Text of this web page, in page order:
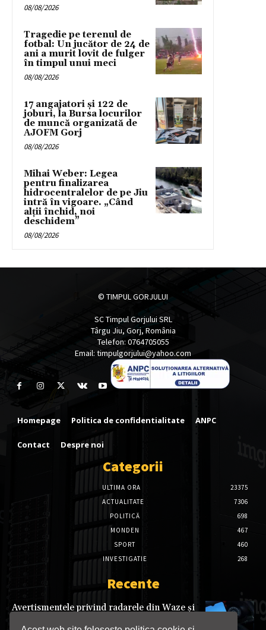
08/08/2026
Tragedie pe terenul de
fotbal: Un jucător de 24 de
ani a murit lovit de fulger
în timpul unui meci
08/08/2026
17 angajatori și 122 de
joburi, la Bursa locurilor
de muncă organizată de
AJOFM Gorj
08/08/2026
Mihai Weber: Legea
pentru finalizarea
hidrocentralelor de pe Jiu
intră în vigoare. „Când
alții închid, noi
deschidem”
08/08/2026
© TIMPUL GORJULUI
SC Timpul Gorjului SRL
Târgu Jiu, Gorj, România
Telefon: 0764705055
Email: timpulgorjului@yahoo.com
Homepage Politica de confidentialitate ANPC
Contact Despre noi
Categorii
ULTIMA ORA
23375
ACTUALITATE
7306
POLITICĂ
698
MONDEN
467
SPORT
460
INVESTIGATIE
268
Recente
Avertismentele privind radarele din Waze și
România și alte state UE